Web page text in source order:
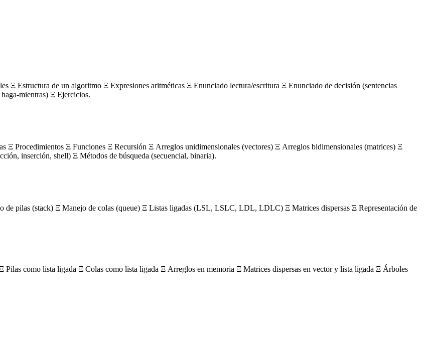
Ξ Estructura de un algoritmo Ξ Expresiones aritméticas Ξ Enunciado lectura/escritura Ξ Enunciado de decisión (sentencias
mientras) Ξ Ejercicios.
Ξ Procedimientos Ξ Funciones Ξ Recursión Ξ Arreglos unidimensionales (vectores) Ξ Arreglos bidimensionales (matrices) Ξ
inserción, shell) Ξ Métodos de búsqueda (secuencial, binaria).
pilas (stack) Ξ Manejo de colas (queue) Ξ Listas ligadas (LSL, LSLC, LDL, LDLC) Ξ Matrices dispersas Ξ Representación de
como lista ligada Ξ Colas como lista ligada Ξ Arreglos en memoria Ξ Matrices dispersas en vector y lista ligada Ξ Árboles